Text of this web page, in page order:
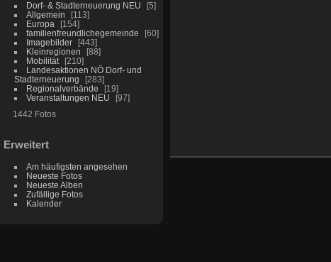
Dorf- & Stadterneuerung NEU
5
Allgemein
113
Europa
154
familienfreundlichegemeinde
60
Imagebilder
443
Kleinregionen
88
Mobilität
210
Landesaktionen NÖ Dorf- und
Stadterneuerung
283
Regionalverbände
19
Veranstaltungen NEU
97
1442 Fotos
Erweitert
Am häufigsten angesehen
Neueste Fotos
Neueste Alben
Zufällige Fotos
Kalender